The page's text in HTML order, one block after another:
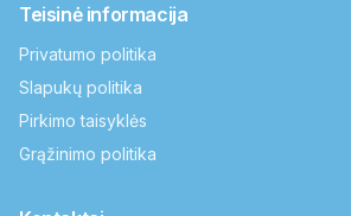
Teisinė informacija
Privatumo politika
Slapukų politika
Pirkimo taisyklės
Grąžinimo politika